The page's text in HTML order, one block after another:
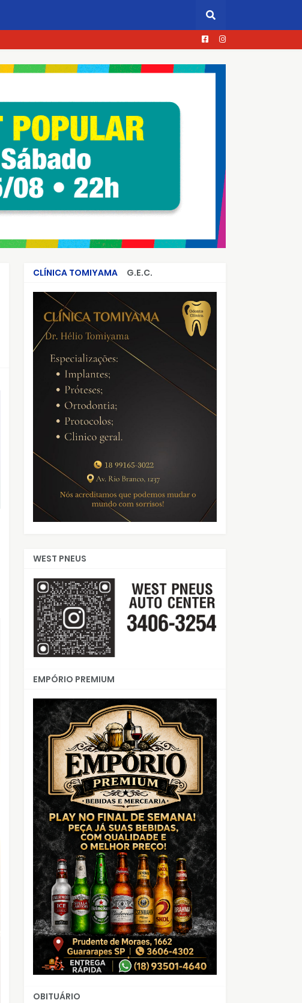
CLÍNICA TOMIYAMA
G.E.C.
CRIMES QUE ABALARAM O BRASIL
WEST PNEUS
EMPÓRIO PREMIUM
OBITUÁRIO